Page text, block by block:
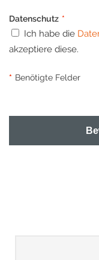
Datenschutz *
Ich habe die
akzeptiere diese.
* Benötigte Felder